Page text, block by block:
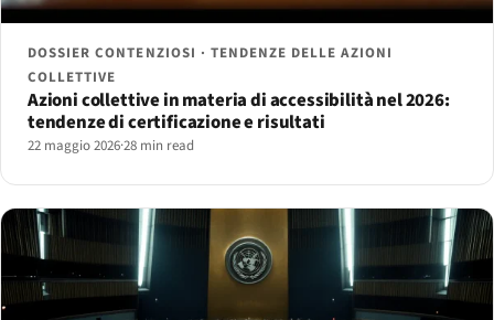
DOSSIER CONTENZIOSI · TENDENZE DELLE AZIONI
COLLETTIVE
Azioni collettive in materia di accessibilità nel 2026:
tendenze di certificazione e risultati
22 maggio 2026·28 min read